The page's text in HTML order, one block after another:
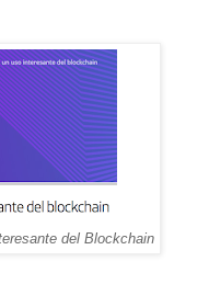
del Blockchain